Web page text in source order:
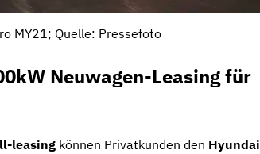
MY21; Quelle: Pressefoto
Neuwagen-Leasing für
leasing können Privatkunden den Hyundai